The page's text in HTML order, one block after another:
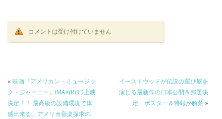
コメントは受け付けていません
« 映画『アメリカン・ミュージッ
ク・ジャーニー』IMAX(R)3D上映
決定！！ 最高級の設備環境で体
感出来る、アメリカ音楽探求の
イーストウッドが伝説の運び屋を
演じる最新作の日本公開＆邦題決
定 ポスター＆特報が解禁»